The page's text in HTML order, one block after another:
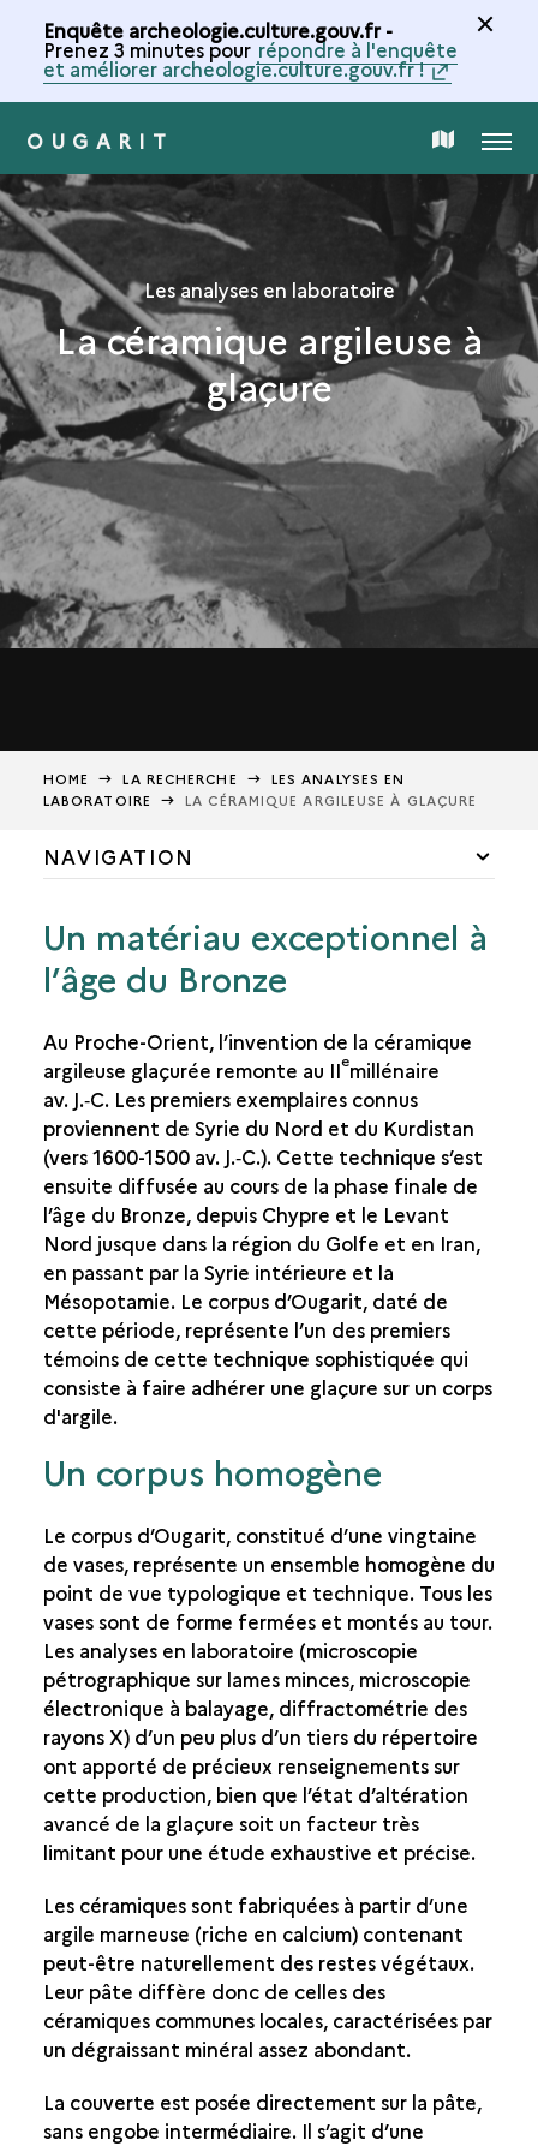
Enquête archeologie.culture.gouv.fr -
Prenez 3 minutes pour répondre à l'enquête
et améliorer archeologie.culture.gouv.fr !
OUGARIT CARTE
DE
LA
COLLECTION
MENU
Les analyses en laboratoire
La céramique argileuse à
glaçure
HOME LA RECHERCHE
LES ANALYSES EN
LABORATOIRE
LA CÉRAMIQUE ARGILEUSE À GLAÇURE
NAVIGATION
ÉQUIPE DE RECHERCHE
LA SCIENCE AU SERVICE DE L'ART
MISSION PLURIDISCIPLINAIRE
LES APPORTS DE LA PHOTOGRAPHIE NUMÉRIQUE
LES ANALYSES EN LABORATOIRE
MIEUX CONNAÎTRE LA CÉRAMIQUE LOCALE
LE BLEU ÉGYPTIEN
LE BITUME
LA FAÏENCE ANTIQUE : LES FAÏENCES MONOCHROMES
BLEU-GRIS D’OUGARIT
UN ENSEMBLE EXCEPTIONNEL DE PERLES EN VERRE
LA CÉRAMIQUE ARGILEUSE À GLAÇURE
LES ÉTUDES TECHNIQUES
LES APPORTS DE L'ARCHÉOZOOLOGIE
Un matériau exceptionnel à
l’âge du Bronze
Au Proche-Orient, l’invention de la céramique
argileuse glaçurée remonte au IIemillénaire
av. J.‑C. Les premiers exemplaires connus
proviennent de Syrie du Nord et du Kurdistan
(vers 1600-1500 av. J.‑C.). Cette technique s’est
ensuite diffusée au cours de la phase finale de
l’âge du Bronze, depuis Chypre et le Levant
Nord jusque dans la région du Golfe et en Iran,
en passant par la Syrie intérieure et la
Mésopotamie. Le corpus d’Ougarit, daté de
cette période, représente l’un des premiers
témoins de cette technique sophistiquée qui
consiste à faire adhérer une glaçure sur un corps
d'argile.
Un corpus homogène
Le corpus d’Ougarit, constitué d’une vingtaine
de vases, représente un ensemble homogène du
point de vue typologique et technique. Tous les
vases sont de forme fermées et montés au tour.
Les analyses en laboratoire (microscopie
pétrographique sur lames minces, microscopie
électronique à balayage, diffractométrie des
rayons X) d’un peu plus d’un tiers du répertoire
ont apporté de précieux renseignements sur
cette production, bien que l’état d’altération
avancé de la glaçure soit un facteur très
limitant pour une étude exhaustive et précise.
Les céramiques sont fabriquées à partir d’une
argile marneuse (riche en calcium) contenant
peut-être naturellement des restes végétaux.
Leur pâte diffère donc de celles des
céramiques communes locales, caractérisées par
un dégraissant minéral assez abondant.
La couverte est posée directement sur la pâte,
sans engobe intermédiaire. Il s’agit d’une